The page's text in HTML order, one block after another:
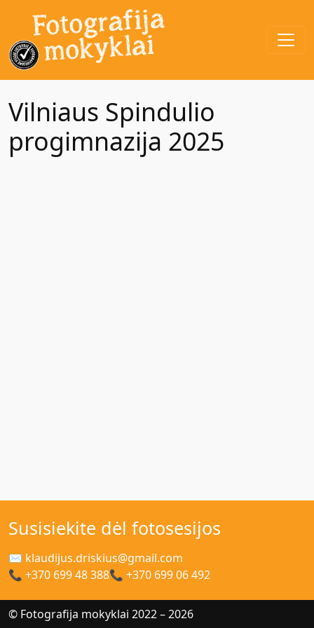
Vilniaus Spindulio
progimnazija 2025
Susisiekite dėl fotosesijos
✉ klaudijus.driskius@gmail.com
📞 +370 699 48 388📞 +370 699 06 492
© Fotografija mokyklai 2022 – 2026